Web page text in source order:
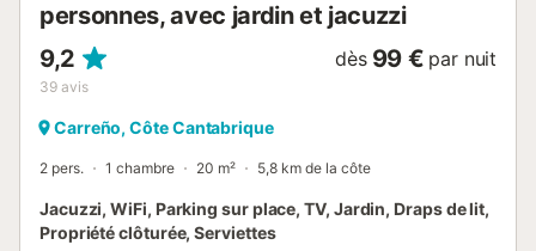
personnes, avec jardin et jacuzzi
9,2
39 avis
dès 99 € par nuit
Carreño, Côte Cantabrique
2 pers. 1 chambre 20 m² 5,8 km de la côte
Jacuzzi, WiFi, Parking sur place, TV, Jardin, Draps de lit,
Propriété clôturée, Serviettes